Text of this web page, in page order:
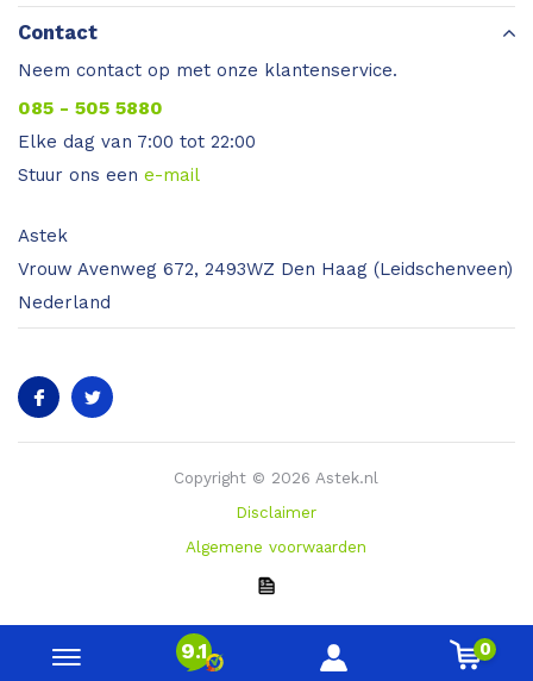
9.1 0
Contact
Neem contact op met onze klantenservice.
085 - 505 5880
Elke dag van 7:00 tot 22:00
Stuur ons een e-mail
Astek
Vrouw Avenweg 672, 2493WZ Den Haag (Leidschenveen)
Nederland
Copyright © 2026 Astek.nl
Disclaimer
Algemene voorwaarden